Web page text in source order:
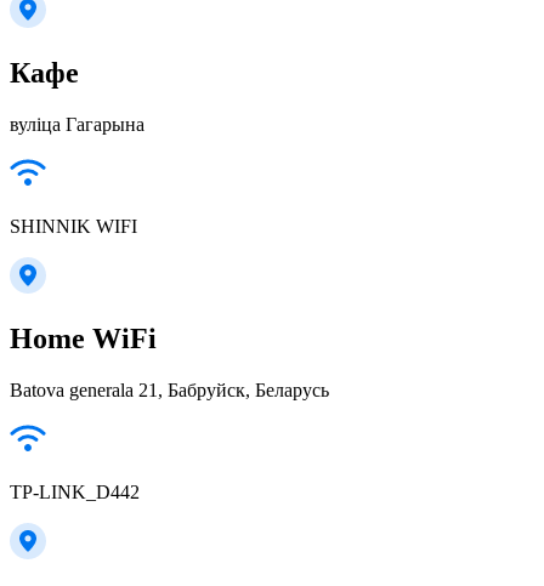
Кафе
вуліца Гагарына
SHINNIK WIFI
Home WiFi
Batova generala 21, Бабруйск, Беларусь
TP-LINK_D442